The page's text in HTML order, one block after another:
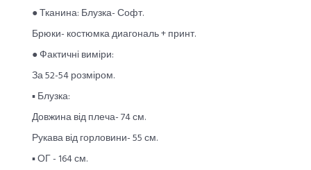
● Тканина: Блузка- Софт.
Брюки- костюмка диагональ + принт.
● Фактичні виміри:
За 52-54 розміром.
▪︎ Блузка:
Довжина від плеча- 74 см.
Рукава від горловини- 55 см.
▪︎ ОГ - 164 см.